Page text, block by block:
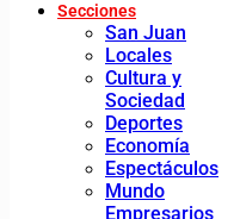
Secciones
San Juan
Locales
Cultura y
Sociedad
Deportes
Economía
Espectáculos
Mundo
Empresarios